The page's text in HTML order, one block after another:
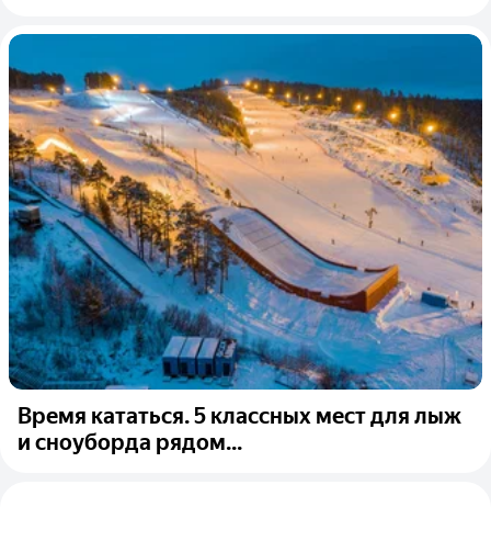
Время кататься. 5 классных мест для лыж
и сноуборда рядом...